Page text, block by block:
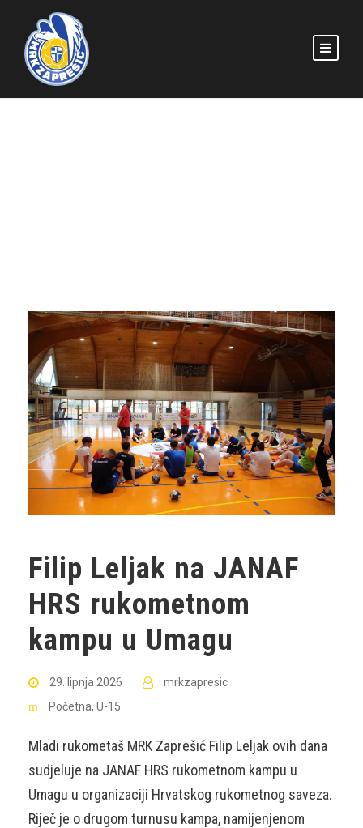
Filip Leljak na JANAF
HRS rukometnom
kampu u Umagu
29. lipnja 2026
mrkzapresic
Početna, U-15
Mladi rukometaš MRK Zaprešić Filip Leljak ovih dana
sudjeluje na JANAF HRS rukometnom kampu u
Umagu u organizaciji Hrvatskog rukometnog saveza.
Riječ je o drugom turnusu kampa, namijenjenom